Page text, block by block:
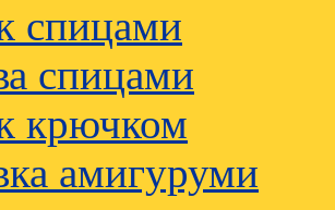
спицами
спицами
крючком
амигуруми